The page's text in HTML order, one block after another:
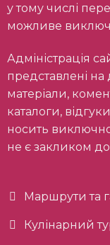
у тому числі
можливе
Адміністрація сайту не несе відповідальності за
представлені на
матеріали,
каталоги,
носить
не є закликом до
Маршрути та
Кулінарний